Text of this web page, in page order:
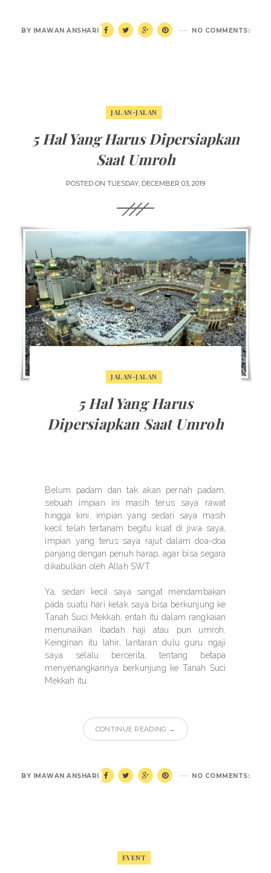
NO COMMENTS:
BY IMAWAN ANSHARI
JALAN-JALAN
5 Hal Yang Harus Dipersiapkan
Saat Umroh
POSTED ON TUESDAY, DECEMBER 03, 2019
JALAN-JALAN
5 Hal Yang Harus
Dipersiapkan Saat Umroh
Belum padam dan tak akan pernah padam,
sebuah impian ini masih terus saya rawat
hingga kini, impian yang sedari saya masih
kecil telah tertanam begitu kuat di jiwa saya,
impian yang terus saya rajut dalam doa-doa
panjang dengan penuh harap, agar bisa segara
dikabulkan oleh Allah SWT.
Ya, sedari kecil saya sangat mendambakan
pada suatu hari kelak saya bisa berkunjung ke
Tanah Suci Mekkah, entah itu dalam rangkaian
menunaikan ibadah haji atau pun umroh.
Keinginan itu lahir, lantaran dulu guru ngaji
saya selalu bercerita, tentang betapa
menyenangkannya berkunjung ke Tanah Suci
Mekkah itu.
CONTINUE READING →
NO COMMENTS:
BY IMAWAN ANSHARI
EVENT